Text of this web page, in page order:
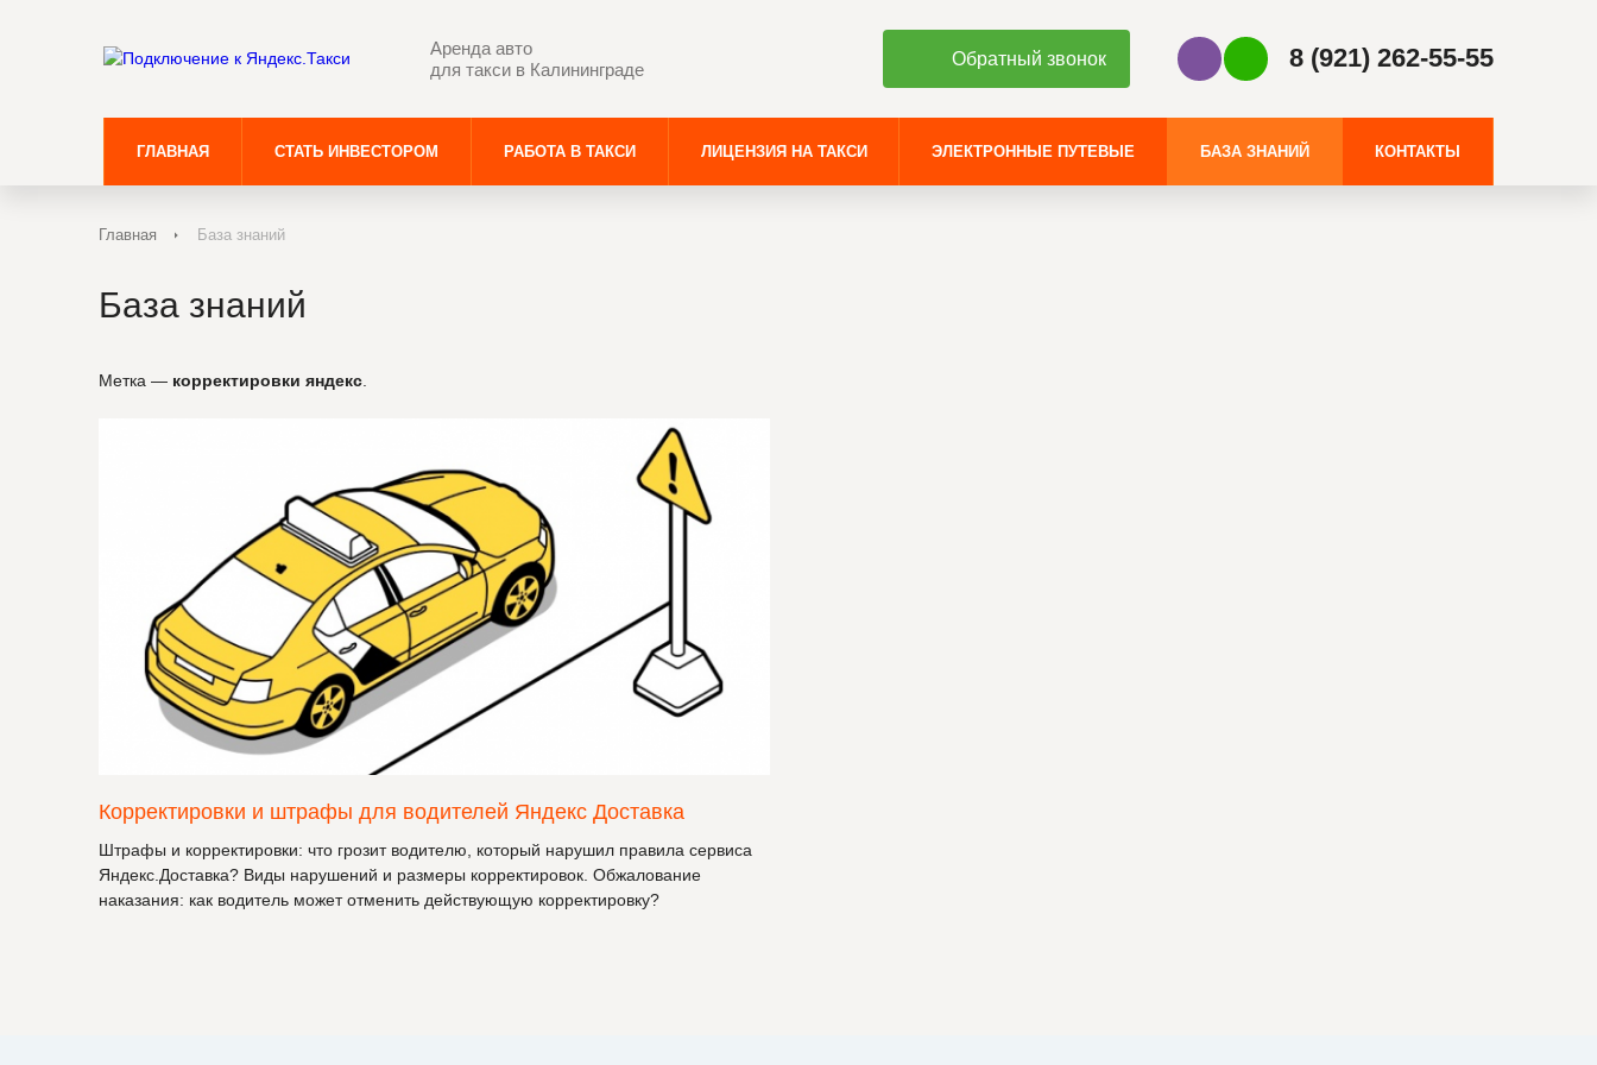
Аренда авто
для такси в Калининграде
Обратный звонок
Наш ViberНаш WhatsApp
8 (921) 262-55-55
ГЛАВНАЯ СТАТЬ ИНВЕСТОРОМ РАБОТА В ТАКСИ ЛИЦЕНЗИЯ НА ТАКСИ ЭЛЕКТРОННЫЕ ПУТЕВЫЕ БАЗА ЗНАНИЙ КОНТАКТЫ
Главная База знаний
База знаний
Метка — корректировки яндекс
Корректировки и штрафы для водителей Яндекс Доставка
Штрафы и корректировки: что грозит водителю, который нарушил правила сервиса
Яндекс.Доставка? Виды нарушений и размеры корректировок. Обжалование
наказания: как водитель может отменить действующую корректировку?